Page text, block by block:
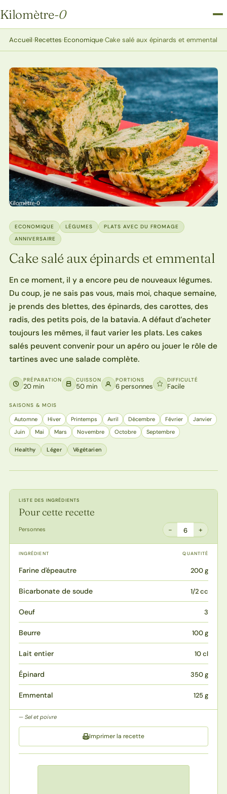
Kilomètre-0
Kilomètre-0
Accueil›Recettes›Economique›Cake salé aux épinards et emmental
ECONOMIQUE LÉGUMES
PLATS AVEC DU FROMAGE
ANNIVERSAIRE
Cake salé aux épinards et emmental
En ce moment, il y a encore peu de nouveaux légumes.
Du coup, je ne sais pas vous, mais moi, chaque semaine,
je prends des blettes, des épinards, des carottes, des
radis, des petits pois, de la batavia. A défaut d’acheter
toujours les mêmes, il faut varier les plats. Les cakes
salés peuvent convenir pour un apéro ou jouer le rôle de
tartines avec une salade complète.
PRÉPARATION
20 min
CUISSON
50 min
PORTIONS
6 personnes
DIFFICULTÉ
Facile
SAISONS & MOIS
Automne Hiver Printemps Avril Décembre Février
Janvier
Juin
Mai Mars Novembre Octobre Septembre
Healthy Léger Végétarien
LISTE DES INGRÉDIENTS
Pour cette recette
Personnes − 6 +
INGRÉDIENT QUANTITÉ
Farine d'épeautre 200 g
Bicarbonate de soude 1/2 cc
Oeuf 3
Beurre 100 g
Lait entier 10 cl
Épinard 350 g
Emmental 125 g
Sel et poivre
Imprimer la recette